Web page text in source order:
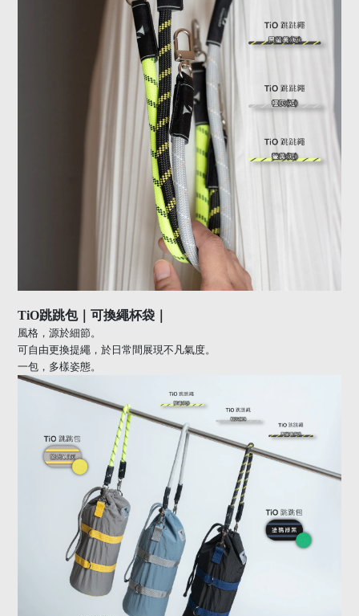
TiO跳跳包｜可換繩杯袋｜
風格，源於細節。
可自由更換提繩，於日常間展現不凡氣度。
一包，多樣姿態。